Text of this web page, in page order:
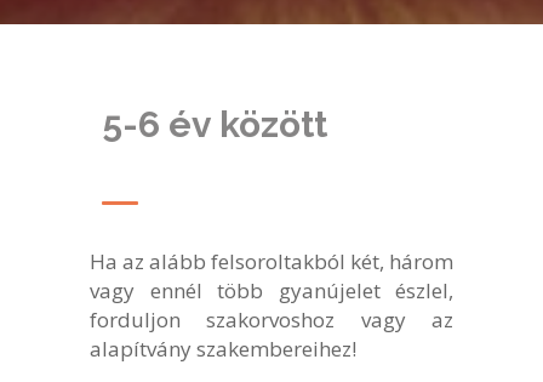
5-6 év között
Ha az alább felsoroltakból két, három
vagy ennél több gyanújelet észlel,
forduljon szakorvoshoz vagy az
alapítvány szakembereihez!